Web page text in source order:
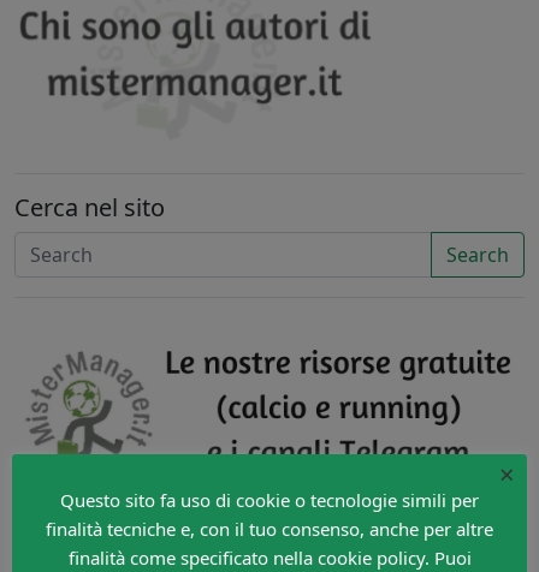
Cerca nel sito
Search
×
Questo sito fa uso di cookie o tecnologie simili per
finalità tecniche e, con il tuo consenso, anche per altre
finalità come specificato nella cookie policy. Puoi